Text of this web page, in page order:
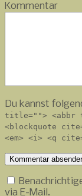
Kommentar
Du kannst
title=""> <abbr
<blockquote
<em> <i> <q
via E-Mail.